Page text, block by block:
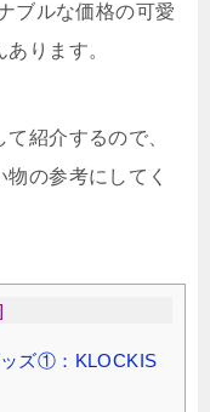
ブルな価格の可愛
ります。
紹介するので、
の参考にしてく
]
ズ①：KLOCKIS